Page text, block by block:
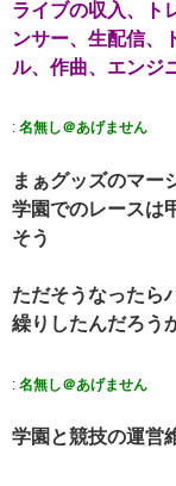
ライブの収入、ト
ンサー、生配信、
ル、作曲、エンジ
: 名無し＠あげません
まぁグッズのマー
学園でのレースは
そう
ただそうなったら
繰りしたんだろう
: 名無し＠あげません
学園と競技の運営